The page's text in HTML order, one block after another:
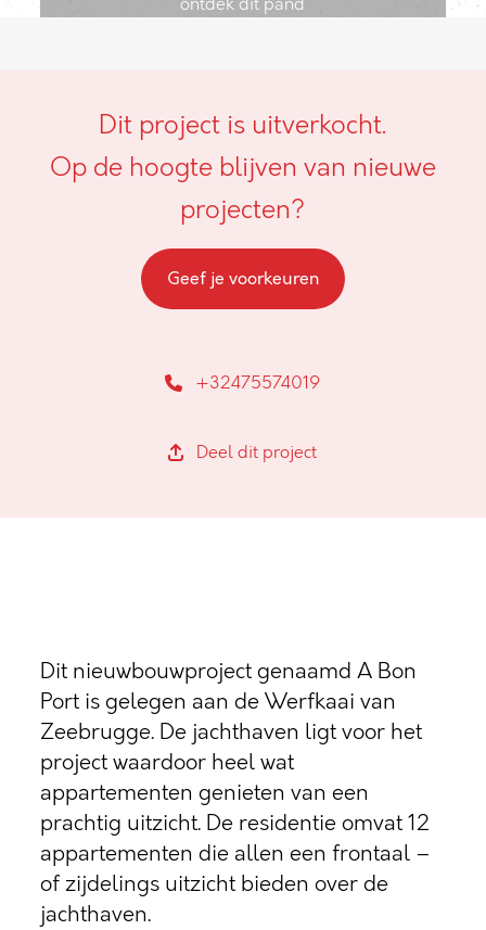
Dit project is uitverkocht.
Op de hoogte blijven van nieuwe
projecten?
Geef je voorkeuren
+32475574019
Deel dit project
Dit nieuwbouwproject genaamd A Bon
Port is gelegen aan de Werfkaai van
Zeebrugge. De jachthaven ligt voor het
project waardoor heel wat
appartementen genieten van een
prachtig uitzicht. De residentie omvat 12
appartementen die allen een frontaal –
of zijdelings uitzicht bieden over de
jachthaven.